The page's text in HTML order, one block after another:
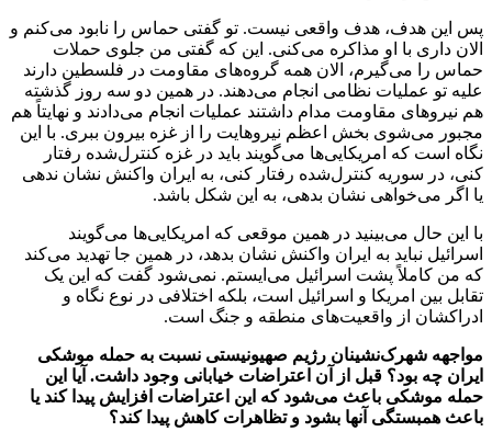
پس این هدف، هدف واقعی نیست. تو گفتی حماس را نابود می‌کنم و
الان داری با او مذاکره می‌کنی. این که گفتی من جلوی حملات
حماس را می‌گیرم، الان همه گروه‌های مقاومت در فلسطین دارند
علیه تو عملیات نظامی انجام می‌دهند. در همین دو سه روز گذشته
هم نیروهای مقاومت مدام داشتند عملیات انجام می‌دادند و نهایتاً هم
مجبور می‌شوی بخش اعظم نیروهایت را از غزه بیرون ببری. با این
نگاه است که امریکایی‌ها می‌گویند باید در غزه کنترل‌شده رفتار
کنی، در سوریه کنترل‌شده رفتار کنی، به ایران واکنش نشان ندهی
یا اگر می‌خواهی نشان بدهی، به این شکل باشد.
با این حال می‌بینید در همین موقعی که امریکایی‌ها می‌گویند
اسرائیل نباید به ایران واکنش نشان بدهد، در همین جا تهدید می‌کند
که من کاملاً پشت اسرائیل می‌ایستم. نمی‌شود گفت که این یک
تقابل بین امریکا و اسرائیل است، بلکه اختلافی در نوع نگاه و
ادراکشان از واقعیت‌های منطقه و جنگ است.
مواجهه شهرک‌نشینان رژیم صهیونیستی نسبت به حمله موشکی
ایران چه بود؟ قبل از آن اعتراضات خیابانی وجود داشت. آیا این
حمله موشکی باعث می‌‌شود که این اعتراضات افزایش پیدا کند یا
باعث همبستگی آنها بشود و تظاهرات کاهش پیدا کند؟